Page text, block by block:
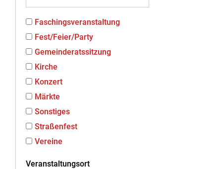
Faschingsveranstaltung
Fest/Feier/Party
Gemeinderatssitzung
Kirche
Konzert
Märkte
Sonstiges
Straßenfest
Vereine
Veranstaltungsort